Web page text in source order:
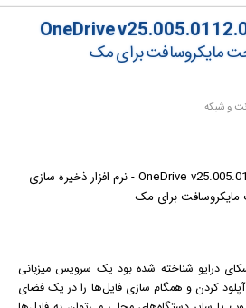
مایکروسافت برای مک
درایو شناخته شده بود یک سرویس میزبانی
کردن و همگام سازی فایل‌ها را در یک فضای